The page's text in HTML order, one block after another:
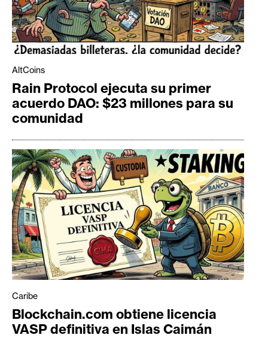
AltCoins
Rain Protocol ejecuta su primer
acuerdo DAO: $23 millones para su
comunidad
Caribe
Blockchain.com obtiene licencia
VASP definitiva en Islas Caimán